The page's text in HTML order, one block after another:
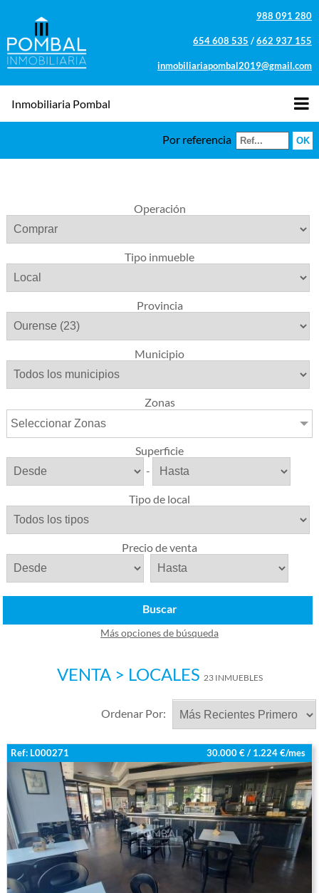
988 091 280
654 608 535 /662 937 155
inmobiliariapombal2019@gmail.com
Inmobiliaria Pombal
Por referencia
Operación
Tipo inmueble
Provincia
Municipio
Zonas
Seleccionar Zonas
Superficie
-
Tipo de local
Precio de venta
Buscar
Más opciones de búsqueda
VENTA > LOCALES 23 INMUEBLES
Ordenar Por:
Ref: L000271 30.000 € / 1.224 €/mes